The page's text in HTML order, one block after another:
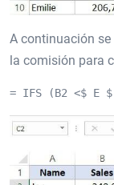
A continuación
la comisión para
= IFS (B2 <$ E